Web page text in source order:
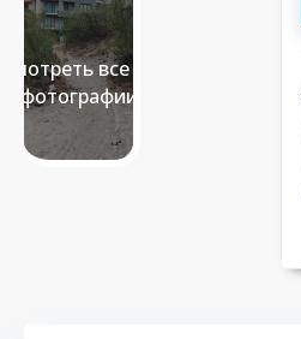
Смотреть все 17
фотографии